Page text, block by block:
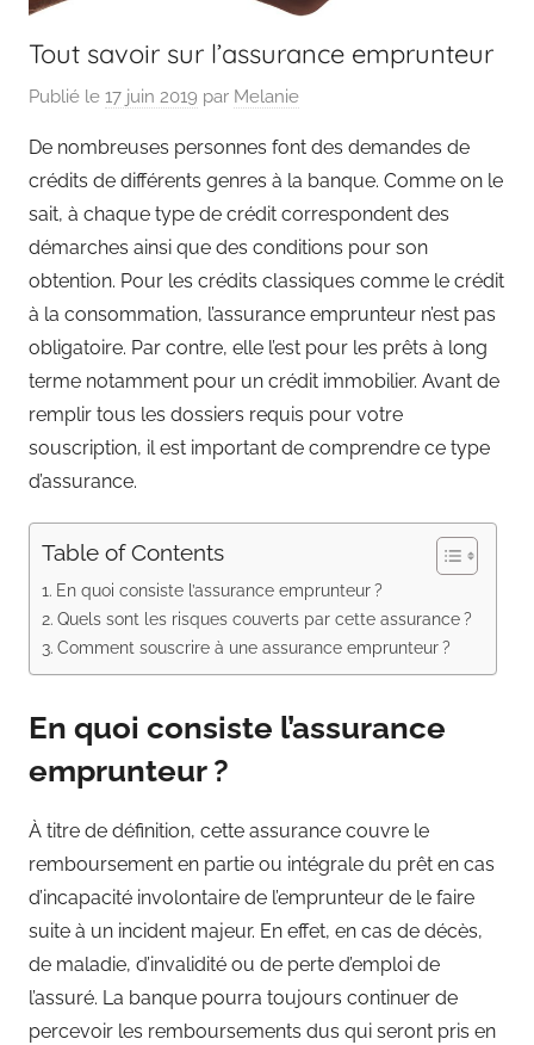
Tout savoir sur l’assurance emprunteur
Publié le 17 juin 2019 par Melanie
De nombreuses personnes font des demandes de
crédits de différents genres à la banque. Comme on le
sait, à chaque type de crédit correspondent des
démarches ainsi que des conditions pour son
obtention. Pour les crédits classiques comme le crédit
à la consommation, l’assurance emprunteur n’est pas
obligatoire. Par contre, elle l’est pour les prêts à long
terme notamment pour un crédit immobilier. Avant de
remplir tous les dossiers requis pour votre
souscription, il est important de comprendre ce type
d’assurance.
Table of Contents
En quoi consiste l’assurance emprunteur ?
Quels sont les risques couverts par cette assurance ?
Comment souscrire à une assurance emprunteur ?
En quoi consiste l’assurance
emprunteur ?
À titre de définition, cette assurance couvre le
remboursement en partie ou intégrale du prêt en cas
d’incapacité involontaire de l’emprunteur de le faire
suite à un incident majeur. En effet, en cas de décès,
de maladie, d’invalidité ou de perte d’emploi de
l’assuré. La banque pourra toujours continuer de
percevoir les remboursements dus qui seront pris en